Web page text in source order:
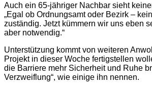
Auch ein 65-jähriger Nachbar sieht
„Egal ob Ordnungsamt oder Bezirk –
zuständig. Jetzt kümmern wir uns eben
aber notwendig.“
Unterstützung kommt von weiteren
Projekt in dieser Woche fertigstellen
die Barriere mehr Sicherheit und Ruhe
Verzweiflung“, wie einige ihn nennen.